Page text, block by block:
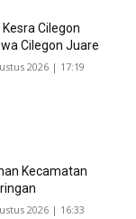
Cilegon
Cilegon Juare
2026 | 17:19
Kecamatan
2026 | 16:33